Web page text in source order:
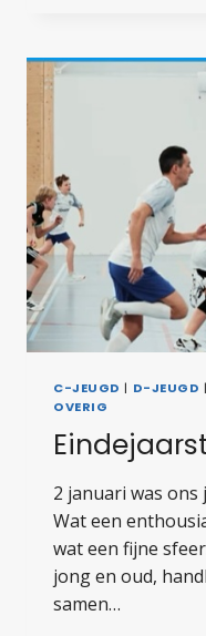
C-JEUGD | D-JEUGD |
OVERIG
2 januari was
Wat een
wat een fijne
jong en oud,
samen…